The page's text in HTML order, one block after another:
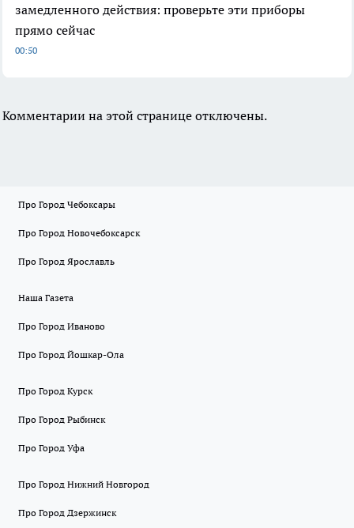
замедленного действия: проверьте эти приборы
прямо сейчас
00:50
Комментарии на этой странице отключены.
Про Город Чебоксары
Про Город Новочебоксарск
Про Город Ярославль
Наша Газета
Про Город Иваново
Про Город Йошкар-Ола
Про Город Курск
Про Город Рыбинск
Про Город Уфа
Про Город Нижний Новгород
Про Город Дзержинск